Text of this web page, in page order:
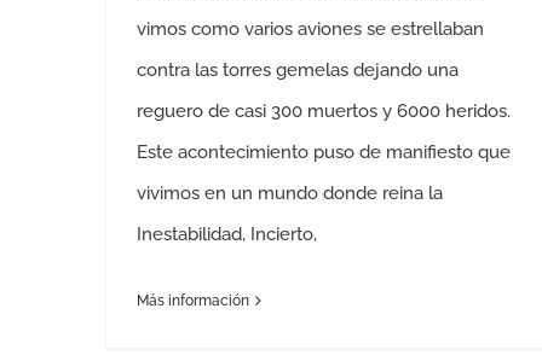
vimos como varios aviones se estrellaban
contra las torres gemelas dejando una
reguero de casi 300 muertos y 6000 heridos.
Este acontecimiento puso de manifiesto que
vivimos en un mundo donde reina la
Inestabilidad, Incierto,
Más información